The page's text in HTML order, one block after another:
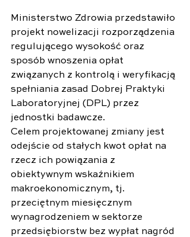
Ministerstwo Zdrowia przedstawiło
projekt nowelizacji rozporządzenia
regulującego wysokość oraz
sposób wnoszenia opłat
związanych z kontrolą i weryfikacją
spełniania zasad Dobrej Praktyki
Laboratoryjnej (DPL) przez
jednostki badawcze.
Celem projektowanej zmiany jest
odejście od stałych kwot opłat na
rzecz ich powiązania z
obiektywnym wskaźnikiem
makroekonomicznym, tj.
przeciętnym miesięcznym
wynagrodzeniem w sektorze
przedsiębiorstw bez wypłat nagród